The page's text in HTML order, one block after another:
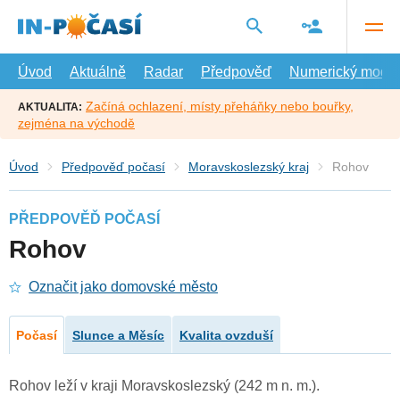
hlavní
Úvod
Aktuálně Radar Předpověď Numerický model
AKTUALITA: Začíná ochlazení, místy přeháňky nebo bouřky,
zejména na východě
Úvod Předpověď počasí Moravskoslezský kraj Rohov
PŘEDPOVĚĎ POČASÍ
Rohov
Označit jako domovské město
Počasí Slunce a Měsíc Kvalita ovzduší
Rohov leží v kraji Moravskoslezský (242 m n. m.).